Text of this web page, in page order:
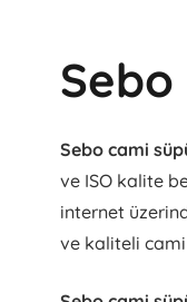
Sebo cami
ve ISO kalite
internet
ve kaliteli cami